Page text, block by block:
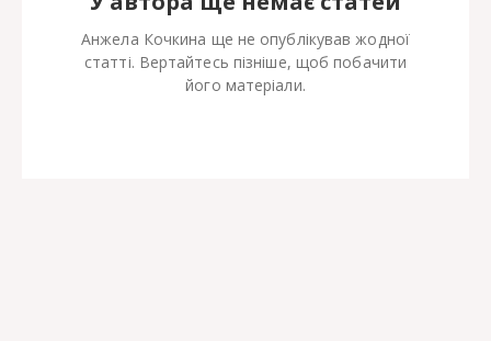
Анжела Кочкина ще не опублікував жодної
статті. Вертайтесь пізніше, щоб побачити
його матеріали.